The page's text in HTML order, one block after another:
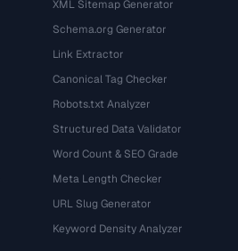
XML Sitemap Generator
Schema.org Generator
Link Extractor
Canonical Tag Checker
Robots.txt Analyzer
Structured Data Validator
Word Count & SEO Grade
Meta Length Checker
URL Slug Generator
Keyword Density Analyzer